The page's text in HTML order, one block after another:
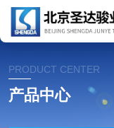
PRODUCT CENTER
产品中心